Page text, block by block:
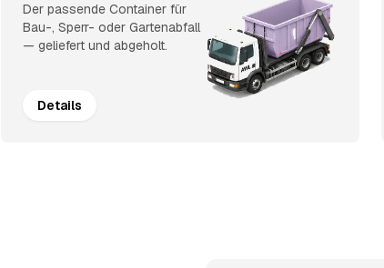
Der passende Container für
Bau-, Sperr- oder Gartenabfall
— geliefert und abgeholt.
Details